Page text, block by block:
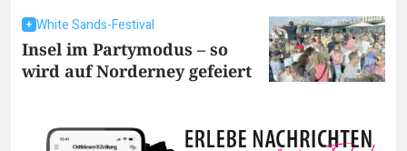
White Sands-Festival
Insel im Partymodus – so
wird auf Norderney gefeiert